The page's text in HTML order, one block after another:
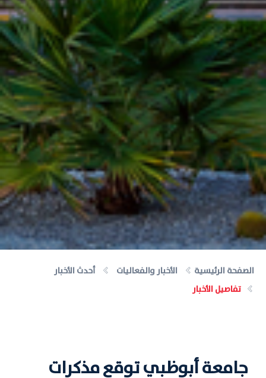
الصفحة الرئيسية الأخبار والفعاليات
أحدث الأخبار
تفاصيل الأخبار
جامعة أبوظبي توقع مذكرات